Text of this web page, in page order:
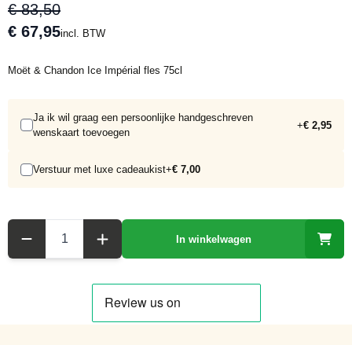
€ 83,50
€ 67,95incl. BTW
Moët & Chandon Ice Impérial fles 75cl
Ja ik wil graag een persoonlijke handgeschreven
wenskaart toevoegen
+€ 2,95
Verstuur met luxe cadeaukist+€ 7,00
In winkelwagen